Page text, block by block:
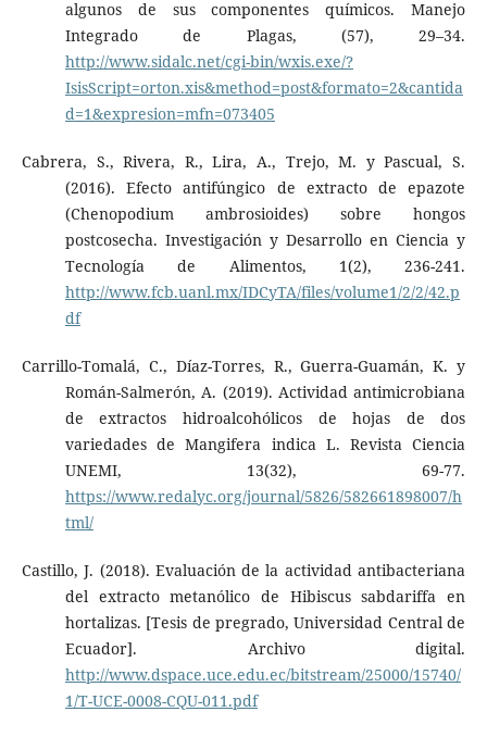
algunos de sus componentes químicos. Manejo
Integrado de Plagas, (57), 29–34.
http://www.sidalc.net/cgi-bin/wxis.exe/?
IsisScript=orton.xis&method=post&formato=2&cantida
d=1&expresion=mfn=073405
Cabrera, S., Rivera, R., Lira, A., Trejo, M. y Pascual, S.
(2016). Efecto antifúngico de extracto de epazote
(Chenopodium ambrosioides) sobre hongos
postcosecha. Investigación y Desarrollo en Ciencia y
Tecnología de Alimentos, 1(2), 236-241.
http://www.fcb.uanl.mx/IDCyTA/files/volume1/2/2/42.p
df
Carrillo-Tomalá, C., Díaz-Torres, R., Guerra-Guamán, K. y
Román-Salmerón, A. (2019). Actividad antimicrobiana
de extractos hidroalcohólicos de hojas de dos
variedades de Mangifera indica L. Revista Ciencia
UNEMI, 13(32), 69-77.
https://www.redalyc.org/journal/5826/582661898007/h
tml/
Castillo, J. (2018). Evaluación de la actividad antibacteriana
del extracto metanólico de Hibiscus sabdariffa en
hortalizas. [Tesis de pregrado, Universidad Central de
Ecuador]. Archivo digital.
http://www.dspace.uce.edu.ec/bitstream/25000/15740/
1/T-UCE-0008-CQU-011.pdf